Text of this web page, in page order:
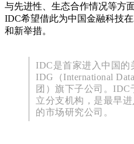
与先进性、生态合作情况等方
IDC希望借此为中国金融科技
和新举措。
IDC是首家进入中国的
IDG（International
团）旗下子公司。IDC
立分支机构，是最早
的市场研究公司。